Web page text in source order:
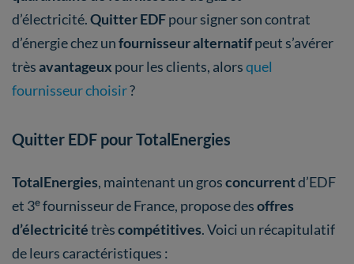
d’électricité.Quitter EDFpour signer son contrat
d’énergie chez unfournisseur alternatifpeut s’avérer
trèsavantageux pour les clients, alorsquel
fournisseur choisir?
Quitter EDF pour TotalEnergies
TotalEnergies, maintenant un grosconcurrentd’EDF
et 3ᵉ fournisseur de France, propose desoffres
d’électricitétrèscompétitives. Voici un récapitulatif
de leurs caractéristiques :